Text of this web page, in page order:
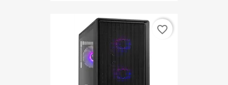
favorite_border